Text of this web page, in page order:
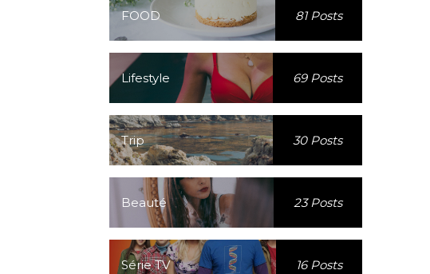
FOOD 81 Posts
Lifestyle 69 Posts
Trip 30 Posts
Beauté 23 Posts
Série TV 16 Posts